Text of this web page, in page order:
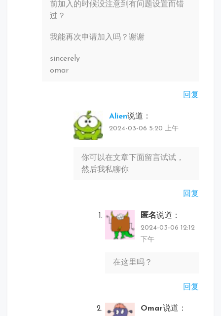
前加入的时候没注意到有问题设置而错
过？
我能再次申请加入吗？谢谢
sincerely
omar
回复
Alien说道：
2024-03-06 5:20 上午
你可以在文章下面留言试试，
然后我私聊你
回复
匿名说道：
2024-03-06 12:12
下午
在这里吗？
回复
Omar说道：